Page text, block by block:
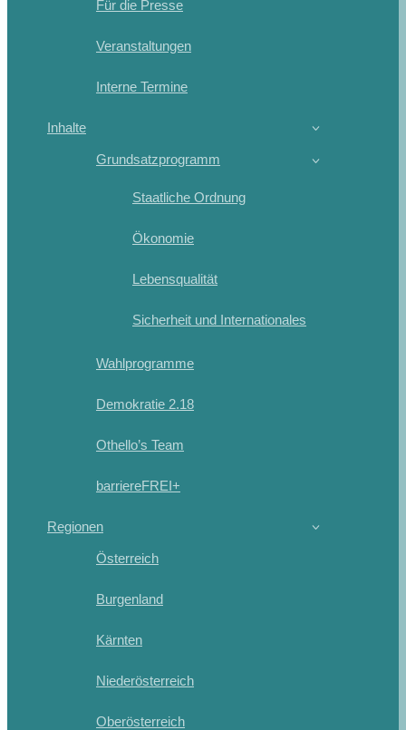
Für die Presse
Veranstaltungen
Interne Termine
Inhalte
Grundsatzprogramm
Staatliche Ordnung
Ökonomie
Lebensqualität
Sicherheit und Internationales
Wahlprogramme
Demokratie 2.18
Othello’s Team
barriereFREI+
Regionen
Österreich
Burgenland
Kärnten
Niederösterreich
Oberösterreich